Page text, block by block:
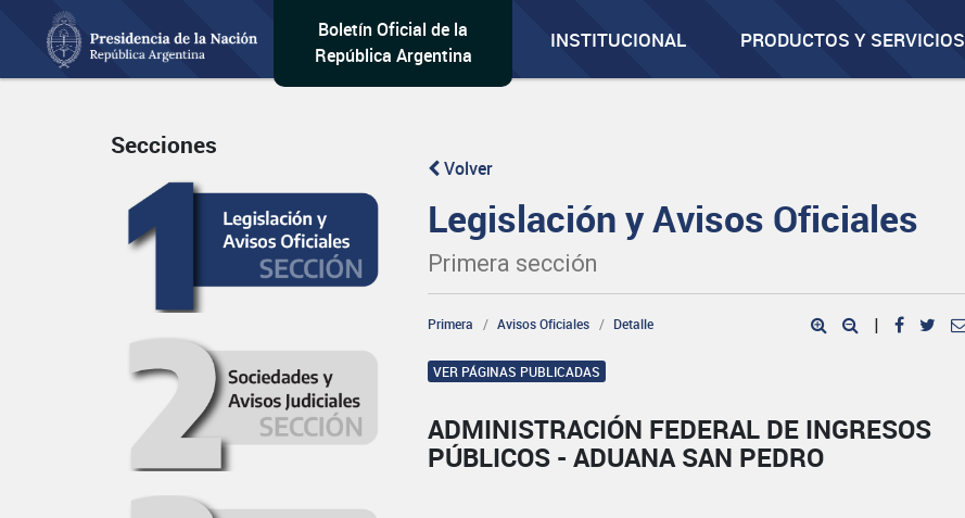
Boletín Oficial de la
República Argentina
INSTITUCIONAL PRODUCTOS Y SERVICIOS
Secciones
Volver
Legislación y Avisos Oficiales
Primera sección
Primera Avisos Oficiales Detalle |
VER PÁGINAS PUBLICADAS
ADMINISTRACIÓN FEDERAL DE INGRESOS
PÚBLICOS - ADUANA SAN PEDRO